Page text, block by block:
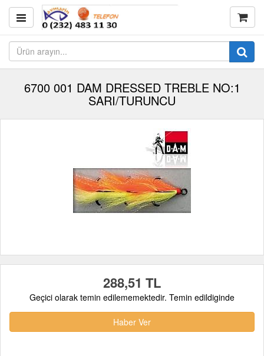
6700 001 DAM DRESSED TREBLE NO:1
SARI/TURUNCU
288,51 TL
Geçici olarak temin edilememektedir. Temin edildiginde
Haber Ver